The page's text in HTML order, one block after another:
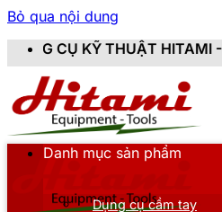
Bỏ qua nội dung
HITAMI - CUNG CẤP
Danh mục sản phẩm
Dụng cụ cầm tay